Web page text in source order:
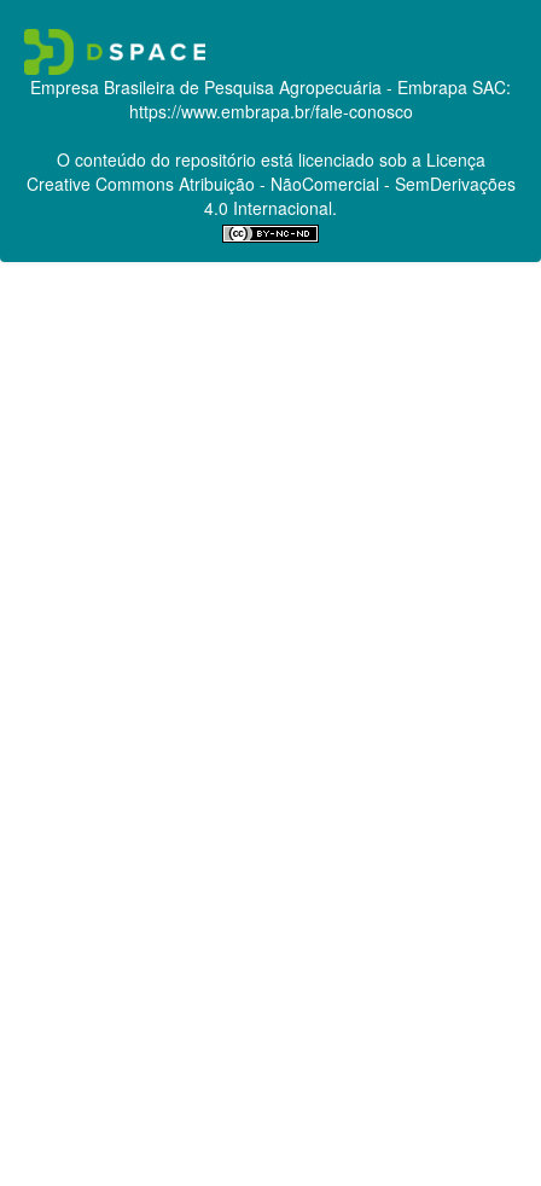
Empresa Brasileira de Pesquisa Agropecuária - Embrapa SAC:
https://www.embrapa.br/fale-conosco
O conteúdo do repositório está licenciado sob a Licença
Creative CommonsAtribuição - NãoComercial - SemDerivações
4.0 Internacional.